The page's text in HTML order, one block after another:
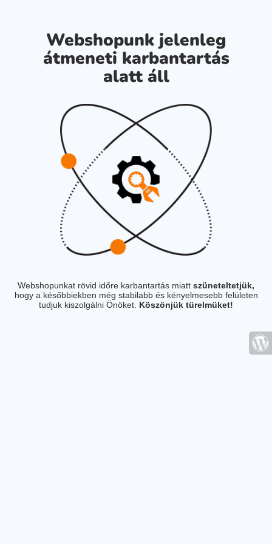
Webshopunk jelenleg
átmeneti karbantartás
alatt áll
Webshopunkat rövid időre karbantartás miatt szüneteltetjük,
hogy a későbbiekben még stabilabb és kényelmesebb felületen
tudjuk kiszolgálni Önöket. Köszönjük türelmüket!